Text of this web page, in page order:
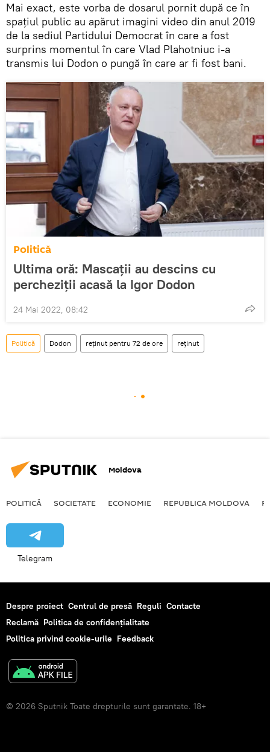
Mai exact, este vorba de dosarul pornit după ce în
spațiul public au apărut imagini video din anul 2019
de la sediul Partidului Democrat în care a fost
surprins momentul în care Vlad Plahotniuc i-a
transmis lui Dodon o pungă în care ar fi fost bani.
Politică
Ultima oră: Mascații au descins cu
percheziții acasă la Igor Dodon
24 Mai 2022, 08:42
Politică Dodon reținut pentru 72 de ore reținut
Moldova
POLITICĂ SOCIETATE ECONOMIE REPUBLICA MOLDOVA
Telegram
Despre proiect Centrul de presă Reguli Contacte
Reclamă Politica de confidențialitate
Politica privind cookie-urile Feedback
© 2026 Sputnik Toate drepturile sunt garantate. 18+